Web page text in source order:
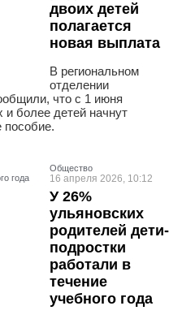
двоих детей
полагается
новая выплата
В региональном
отделении
что с 1 июня
более детей начнут
пособие.
Общество
16 апреля 2026, 10:12
У 26%
ульяновских
родителей дети-
подростки
работали в
течение
учебного года